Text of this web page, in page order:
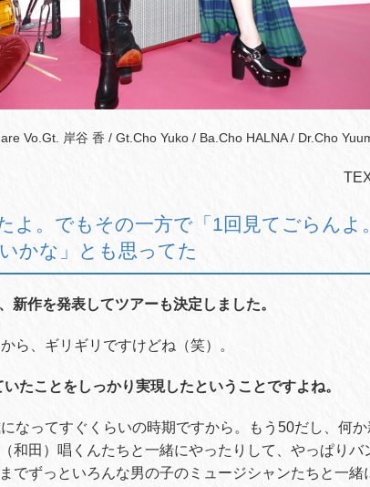
Vo.Gt. 岸谷 香 / Gt.Cho Yuko / Ba.Cho HALNA / Dr.Cho
よ。でもその一方で「 1回見てごらんよ
かな」とも思ってた
作を発表してツアーも決定しました。
ら、ギリギリですけどね（笑）。
たことをしっかり実現したということですよね。
なってすぐくらいの時期ですから。もう 50だし、何
和田）唱くんたちと一緒にやったりして、やっぱりバ
でずっといろんな男の子のミュージシャンたちと一緒